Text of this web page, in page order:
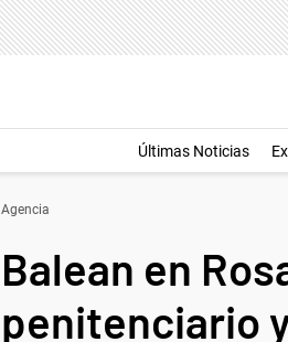
Últimas Noticias
Agencia
Balean en
penitenciario